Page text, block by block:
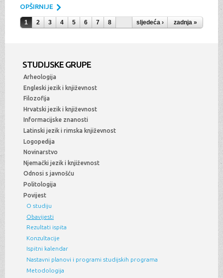
OPŠIRNIJE
Stranice
1 2 3 4 5 6 7 8 sljedeća › zadnja »
STUDIJSKE GRUPE
Arheologija
Engleski jezik i književnost
Filozofija
Hrvatski jezik i književnost
Informacijske znanosti
Latinski jezik i rimska književnost
Logopedija
Novinarstvo
Njemački jezik i književnost
Odnosi s javnošću
Politologija
Povijest
O studiju
Obavijesti
Rezultati ispita
Konzultacije
Ispitni kalendar
Nastavni planovi i programi studijskih programa
Metodologija